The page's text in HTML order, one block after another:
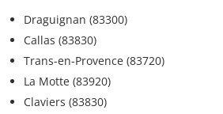
Draguignan (83300)
Callas (83830)
Trans-en-Provence (83720)
La Motte (83920)
Claviers (83830)